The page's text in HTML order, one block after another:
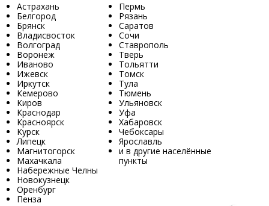
Астрахань
Белгород
Брянск
Владисвосток
Волгоград
Воронеж
Иваново
Ижевск
Иркутск
Кемерово
Киров
Краснодар
Красноярск
Курск
Липецк
Магнитогорск
Махачкала
Набережные Челны
Новокузнецк
Оренбург
Пенза
Пермь
Рязань
Саратов
Сочи
Ставрополь
Тверь
Тольятти
Томск
Тула
Тюмень
Ульяновск
Уфа
Хабаровск
Чебоксары
Ярославль
и в другие населённые
пункты